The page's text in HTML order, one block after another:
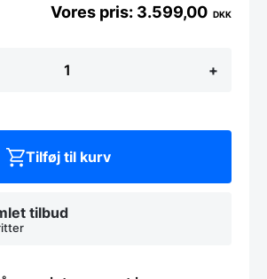
+
3.599,00 DKK
tilbud
Tilføj til kurv